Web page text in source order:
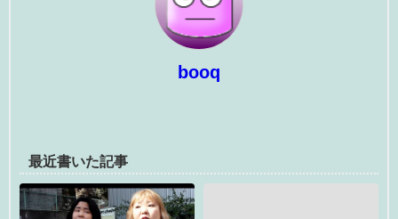
booq
最近書いた記事